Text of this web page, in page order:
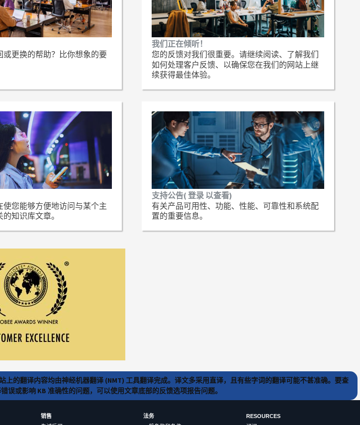
或更换的帮助？比你想象的要
我们正在倾听！
您的反馈对我们很重要。请继续阅读、了解我们
如何处理客户反馈、以确保您在我们的网站上继
续获得最佳体验。
使您能够方便地访问与某个主
知识库文章。
支持公告( 登录 以查看)
有关产品可用性、功能、性能、可靠性和系统配
置的重要信息。
上的翻译内容均由神经机器翻译 (NMT) 工具翻译完成。译文多采用直译，且有些字词的翻译可能不甚准确。要查
误或影响 KB 准确性的问题，可以使用文章底部的反馈选项报告问题。
销售
法务
RESOURCES